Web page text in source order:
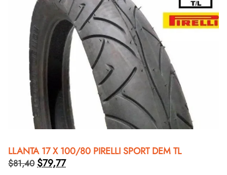
LLANTA 17 X 100/80 PIRELLI SPORT DEM TL
$81,40 $79,77